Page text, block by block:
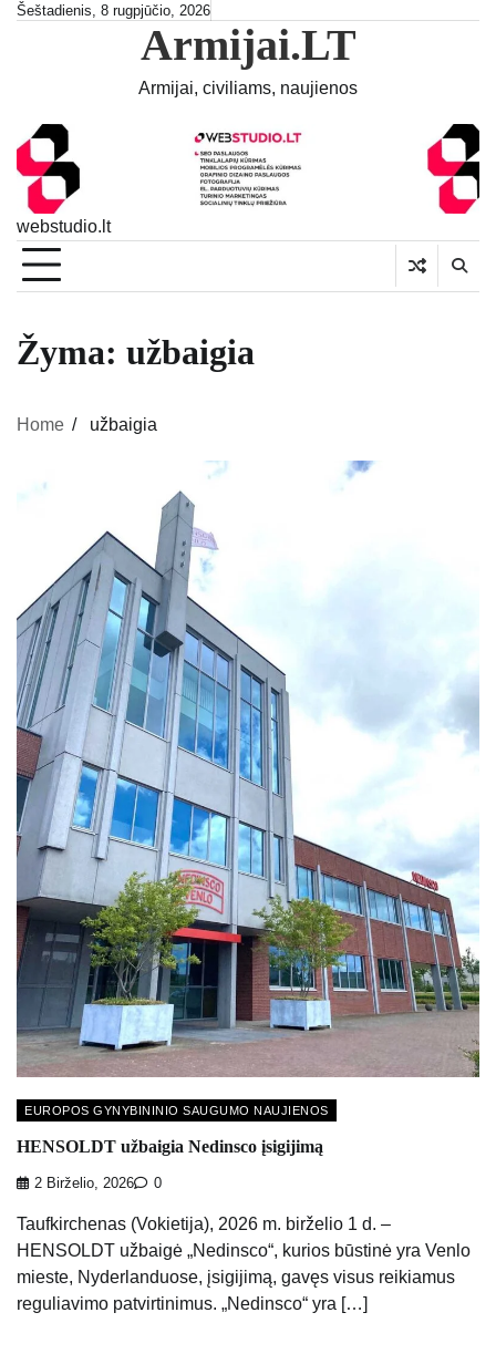
SkipŠeštadienis, 8 rugpjūčio, 2026
Armijai.LT
Armijai, civiliams, naujienos
webstudio.lt
Žyma: užbaigia
Home užbaigia
EUROPOS GYNYBININIO SAUGUMO NAUJIENOS
HENSOLDT užbaigia Nedinsco įsigijimą
2 Birželio, 2026 0
Taufkirchenas (Vokietija), 2026 m. birželio 1 d. –
HENSOLDT užbaigė „Nedinsco“, kurios būstinė yra Venlo
mieste, Nyderlanduose, įsigijimą, gavęs visus reikiamus
reguliavimo patvirtinimus. „Nedinsco“ yra […]